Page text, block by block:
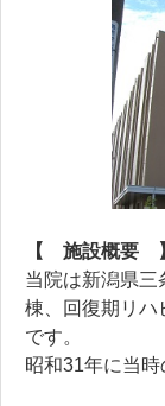
【 施設概要
当院は新潟県三
棟、回復期リハ
です。
昭和31年に当